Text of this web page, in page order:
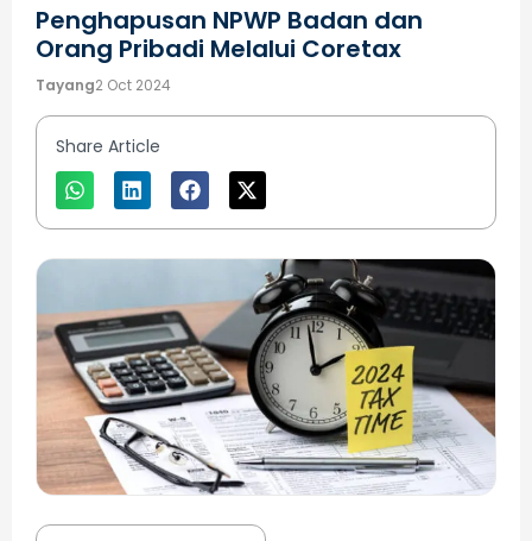
Penghapusan NPWP Badan dan
Orang Pribadi Melalui Coretax
Tayang2 Oct 2024
Share Article